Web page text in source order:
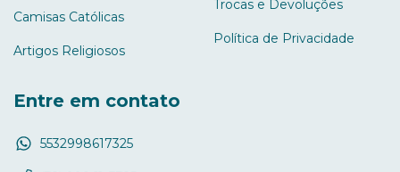
Camisas Católicas
Artigos Religiosos
Trocas e Devoluções
Política de Privacidade
Entre em contato
5532998617325